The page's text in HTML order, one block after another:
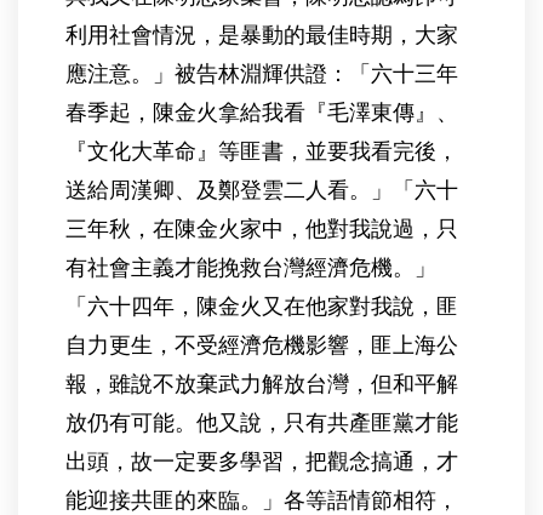
利用社會情況，是暴動的最佳時期，大家
應注意。」被告林淵輝供證：「六十三年
春季起，陳金火拿給我看『毛澤東傳』、
『文化大革命』等匪書，並要我看完後，
送給周漢卿、及鄭登雲二人看。」「六十
三年秋，在陳金火家中，他對我說過，只
有社會主義才能挽救台灣經濟危機。」
「六十四年，陳金火又在他家對我說，匪
自力更生，不受經濟危機影響，匪上海公
報，雖說不放棄武力解放台灣，但和平解
放仍有可能。他又說，只有共產匪黨才能
出頭，故一定要多學習，把觀念搞通，才
能迎接共匪的來臨。」各等語情節相符，